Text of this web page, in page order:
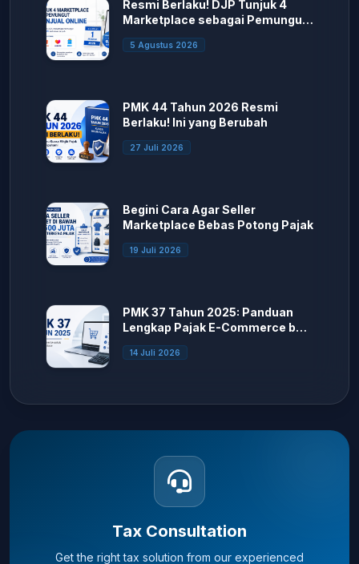
Resmi Berlaku! DJP Tunjuk 4
Marketplace sebagai Pemungut
PPh Penjual Online
5 Agustus 2026
PMK 44 Tahun 2026 Resmi
Berlaku! Ini yang Berubah
27 Juli 2026
Begini Cara Agar Seller
Marketplace Bebas Potong Pajak
19 Juli 2026
PMK 37 Tahun 2025: Panduan
Lengkap Pajak E-Commerce bagi
Seller Marketplace
14 Juli 2026
Tax Consultation
Get the right tax solution from our experienced